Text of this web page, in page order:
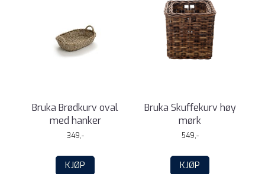
Bruka Brødkurv oval
med hanker
349,-
KJØP
Bruka Skuffekurv høy
mørk
549,-
KJØP